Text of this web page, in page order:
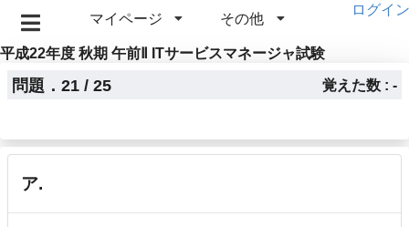
マイページ その他
ログイン
平成22年度 秋期 午前Ⅱ ITサービスマネージャ試験
問題．21 / 25 覚えた数 : -
ア.